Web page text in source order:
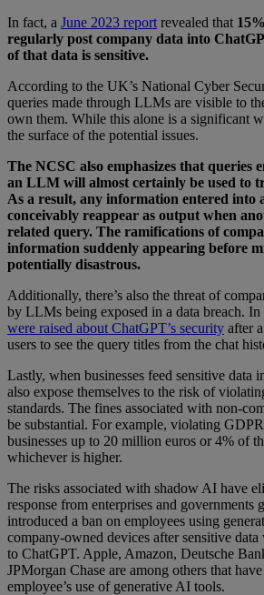
In fact, a June 2023 report revealed that
regularly post company data into
of that data is sensitive.
According to the UK’s National Cyber
queries made through LLMs are visible to
own them. While this alone is a significant
the surface of the potential issues.
The NCSC also emphasizes that queries
an LLM will almost certainly be used to
As a result, any information entered into
conceivably reappear as output when
related query. The ramifications of
information suddenly appearing before
potentially disastrous.
Additionally, there’s also the threat of
by LLMs being exposed in a data breach.
were raised about ChatGPT’s security after
users to see the query titles from the chat
Lastly, when businesses feed sensitive data
also expose themselves to the risk of
standards. The fines associated with non-
be substantial. For example, violating
businesses up to 20 million euros or 4% of
whichever is higher.
The risks associated with shadow AI have
response from enterprises and governments
introduced a ban on employees using
company-owned devices after sensitive
to ChatGPT. Apple, Amazon, Deutsche
JPMorgan Chase are among others that
employee’s use of generative AI tools.